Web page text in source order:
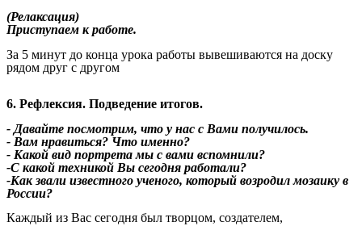
(Релаксация)
Приступаем к работе.
За 5 минут до конца урока работы вывешиваются на доску
рядом друг с другом
6. Рефлексия. Подведение итогов.
- Давайте посмотрим, что у нас с Вами получилось.
- Вам нравиться? Что именно?
- Какой вид портрета мы с вами вспомнили?
-С какой техникой Вы сегодня работали?
-Как звали известного ученого, который возродил мозаику в
России?
Каждый из Вас сегодня был творцом, создателем,